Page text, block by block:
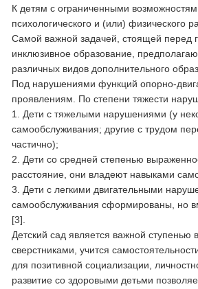
К детям с ограниченными
психологического и (или) физического
Самой важной задачей, стоящей перед
инклюзивное образование,
различных видов дополнительного
Под нарушениями функций опорно-
проявлениям. По степени тяжести
1. Дети с тяжелыми нарушениями (у
самообслуживания; другие с трудом
частично);
2. Дети со средней степенью
расстояние, они владеют навыками
3. Дети с легкими двигательными
самообслуживания сформированы, но
[3].
Детский сад является важной
сверстниками, учится
для позитивной социализации,
развитие со здоровыми детьми